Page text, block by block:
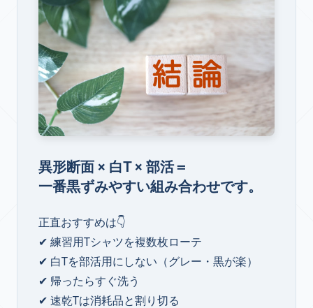
異形断面 × 白T × 部活＝
一番黒ずみやすい組み合わせです。
正直おすすめは👇
✔ 練習用Tシャツを複数枚ローテ
✔ 白Tを部活用にしない（グレー・黒が楽）
✔ 帰ったらすぐ洗う
✔ 速乾Tは消耗品と割り切る